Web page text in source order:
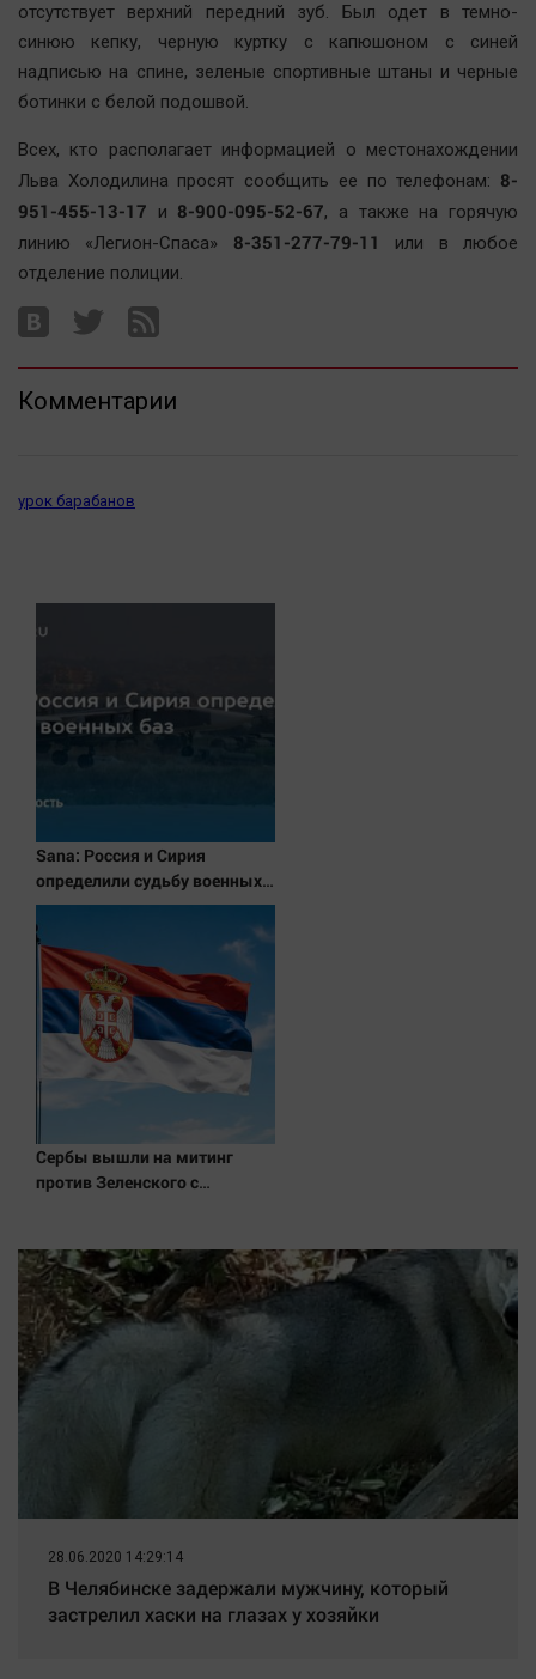
English version
Online-консультация
Актуальная тема
Афиша
Блогеркуль
Быстрый медиазавод
Гороскоп
Дети
ЖКХ
Персона
Точка на карте
отсутствует верхний передний зуб. Был одет в темно-
синюю кепку, черную куртку с капюшоном с синей
надписью на спине, зеленые спортивные штаны и черные
ботинки с белой подошвой.
Всех, кто располагает информацией о местонахождении
Льва Холодилина просят сообщить ее по телефонам: 8-
951-455-13-17 и 8-900-095-52-67, а также на горячую
линию «Легион-Спаса» 8-351-277-79-11
или в любое
отделение полиции.
Комментарии
урок барабанов
Sana: Россия и Сирия
определили судьбу военных
баз
Сербы вышли на митинг
против Зеленского с
28.06.2020 14:29:14
В Челябинске задержали мужчину, который
застрелил хаски на глазах у хозяйки